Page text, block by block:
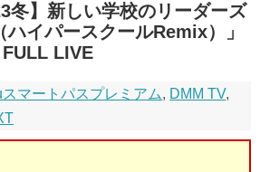
冬】新しい学校のリーダーズ
ハイパースクールRemix）」
LIVE
スマートパスプレミアム, DMM TV,